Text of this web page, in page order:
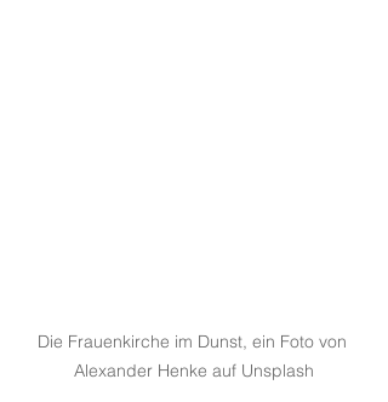
Die Frauenkirche im Dunst, ein Foto von
Alexander Henke auf Unsplash